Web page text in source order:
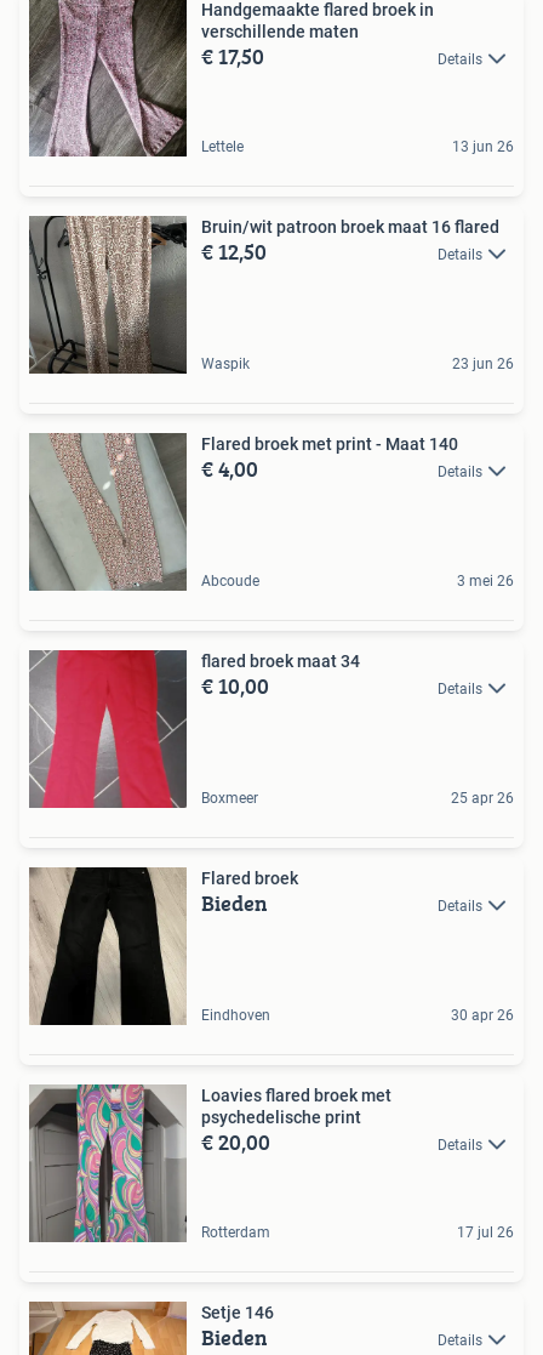
Handgemaakte flared broek in
verschillende maten
€ 17,50 Details
Lettele 13 jun 26
Bruin/wit patroon broek maat 16 flared
€ 12,50 Details
Waspik 23 jun 26
Flared broek met print - Maat 140
€ 4,00 Details
Abcoude 3 mei 26
flared broek maat 34
€ 10,00 Details
Boxmeer 25 apr 26
Flared broek
Bieden Details
Eindhoven 30 apr 26
Loavies flared broek met
psychedelische print
€ 20,00 Details
Rotterdam 17 jul 26
Setje 146
Bieden Details